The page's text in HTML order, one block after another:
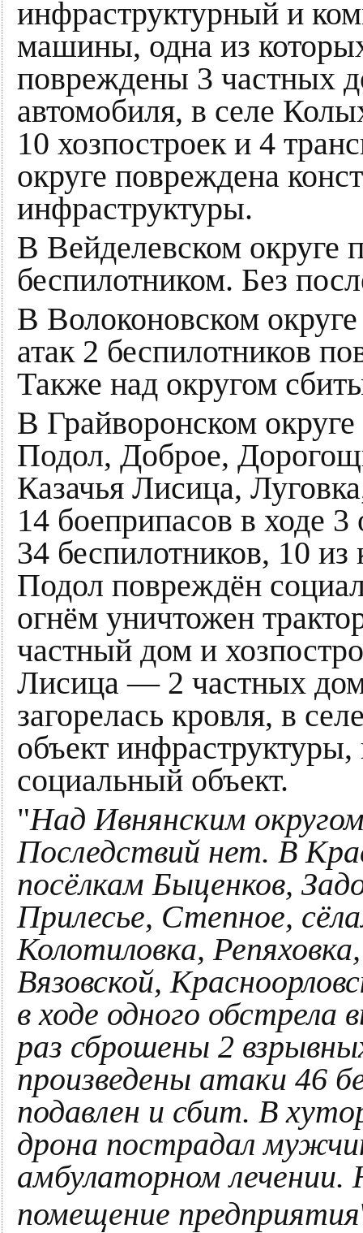
инфраструктурный и
машины, одна из
повреждены 3 частных
автомобиля, в селе
10 хозпостроек и 4
округе повреждена
инфраструктуры.
В Вейделевском округе
беспилотником. Без
В Волоконовском округе
атак 2 беспилотников
Также над округом
В Грайворонском
Подол, Доброе,
Казачья Лисица,
14 боеприпасов в ходе
34 беспилотников, 10
Подол повреждён
огнём уничтожен
частный дом и
Лисица — 2 частных
загорелась кровля, в
объект
социальный объект.
"Над Ивнянским
Последствий нет. В
посёлкам Быценков,
Прилесье, Степное,
Колотиловка,
Вязовской,
в ходе одного обстрела
раз сброшены 2
произведены атаки 46
подавлен и сбит. В
дрона пострадал
амбулаторном
помещение предприятия